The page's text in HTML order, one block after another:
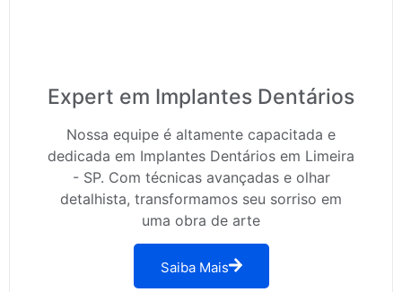
Expert em Implantes Dentários
Nossa equipe é altamente capacitada e
dedicada em Implantes Dentários em Limeira
- SP. Com técnicas avançadas e olhar
detalhista, transformamos seu sorriso em
uma obra de arte
Saiba Mais